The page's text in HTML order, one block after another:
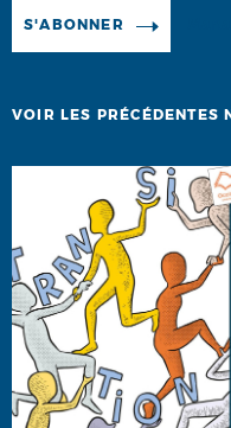
S'ABONNER
VOIR LES PRÉCÉDENTES